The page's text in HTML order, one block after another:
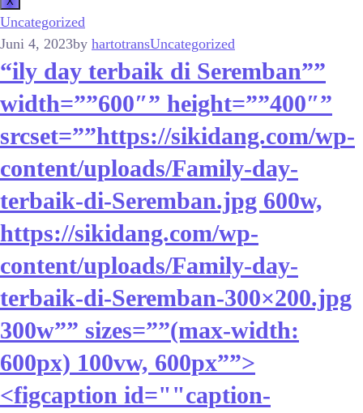
Uncategorized
Juni 4, 2023by hartotransUncategorized
“ily day terbaik di Seremban””
width=””600″” height=””400″”
srcset=””https://sikidang.com/wp-
content/uploads/Family-day-
terbaik-di-Seremban.jpg 600w,
https://sikidang.com/wp-
content/uploads/Family-day-
terbaik-di-Seremban-300×200.jpg
300w”” sizes=””(max-width:
600px) 100vw, 600px””>
<figcaption id=""caption-